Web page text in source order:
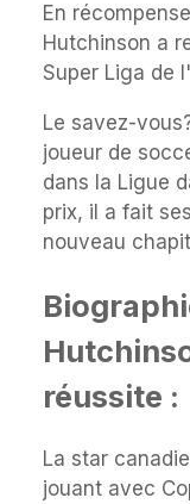
En
Hutchinson a
Super Liga de
Le savez-
joueur de
dans la Ligue
prix, il a fait
nouveau
réussite :
La star
jouant avec